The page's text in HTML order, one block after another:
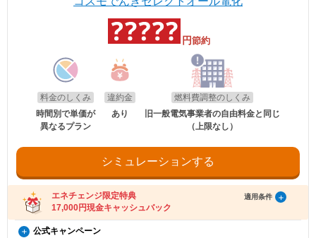
う、あらかじめ設定をお願いいたします。
号：北海道財務局長第00002号）の「送金サービス」を利用しております。
以下のお客さまは特典の対象外です。
・エネチェンジのオンラインサービス経由以外から申し込みされた場合。
・既にコスモでんき（特典の対象プラン）をご契約中の場合。
・電気を使用開始した日から12カ月以内に契約を解約された場合。
・電気を使用開始した日から12カ月以内にお引越しされた場合。
・電気を使用開始した日から12カ月以内に特典対象外のプランに契約を変更され
た場合。
・特典のご案内メールに記載されている有効期限内にお受取いただけなかった場
合。
・電気料金の未払いがある場合。
・過去にコスモでんきとご契約されたことがある場合。
※お申込み内容に不足・不備等があり、特典実施期間内に不備等が解消されない
場合は、本特典は適用されません。
※本提供条件書記載事項以外の部分については、コスモ石油マーケティング株式
会社の「電気需給約款」の規定を適用いたします。
※コスモ石油マーケティング株式会社が不正なお申し込みと判断した場合、本特
典は適用となりません。
ご利用中のすべての方が対象となり、別途お申し込みは不要です。
・2026年8月分〜2026年10月分の料金に適用されます。
・エネチェンジでは、割引額を一律で診断結果に反映しています。
・詳細は、国のHP・請求書や検針票・ご契約中の電力会社・ガス会社
エネチェンジのオンラインサービス経由で「コスモ
でんき」に申し込んだ方に、キャッシュバックを行
適用条件
以下の条件をすべて満たしたお客さまが、コスモ石油マーケティング株式会社が
提供する「コスモでんき×エネチェンジ キャッシュバック特典」(以下、「本特
典」とします)の対象となります。
・特典実施期間中に対象プランをエネチェンジのオンラインサービス経由でお申
し込みいただくこと。
・お申し込みから3カ月以内にコスモでんきの供給を開始していること。
・お申し込み時にメールアドレスが入力されていること。
・電気の使用開始日から12カ月間の電気料金支払い額がキャッシュバック金額を
・電気料金の未払いがないこと。
受け取り方法
・適用条件の契約継続期間を達成後2カ月後の月末までに、エネチェンジより特典
（ご登録のメールアドレスに誤りがあった場合、特典お受け取りの手続きがで
電気のご請求額が確定した月の翌月末までにdアカウントにdポイン
※お客さまに進呈されるdポイントは、毎月の電気料金のうち燃料費調
整額、離島ユニバーサルサービス調整額、再生可能エネルギー発電促進
賦課金、消費税及び地方消費税相当額を除いた額に上記の還元率を乗じ
て計算いたします。1円未満の端数が生じた場合は、その端数を切り上
げます。
※エネチェンジでは九州電力エリアにおける離島ユニバーサルサービス
お客さまに進呈されたdポイントは、株式会社NTTドコモが提供するdポ
イントクラブ会員のWEBサイトにてご確認いただけます。
※dアカウントの登録が適切に行われなかった場合、電気料金をお支払
いいただけなかった場合は、dポイントは進呈されません。
※コスモでんきのお支払いにdポイントをご利用頂くことはできませ
ん。
ンは500円割引、ポイントプラス・セレクトはdポイント500ポイント割
引になります。（※）EV車両の対象には、EV/PHV/FCV含みます。
・コスモでんきを新規ご契約の方。
・2020年12月21日以降にEV・PHEV・FCVを新車新規登録または
新車新規検査届出されていること。中古車も適用対象となります。
・対象車両1台につき、コスモでんき1契約までの適用。
・EV特別割は、月間使用量が500kWhを超えた月に適用。
※手続き方法
さまセンター（0120-530-155）へご連絡いただくようお願い申し
だいたことと、お申込み日付を電話口でお伝えください。
・コスモでんきお客さまセンターの受付時間は月〜土 9:00～
18:00（日曜祝日・夏期休暇・年末年始除く）です。
お申し込み時の注意事項
円節約
料金のしくみ
時間別で単価が
異なるプラン
違約金
あり
燃料費調整のしくみ
旧一般電気事業者の自由料金と同じ
（上限なし）
シミュレーションする
エネチェンジ限定特典 適用条件
17,000円現金キャッシュバック
コスモでんき×エネチェンジ キャッシュバック特典（12カ
公式キャンペーン